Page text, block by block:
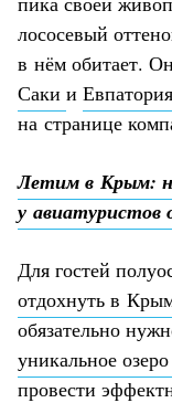
лососевый
в нём обитает.
Саки и Евпатория
на странице
Летим в Крым:
у авиатуристов
Для гостей
отдохнуть в
обязательно
уникальное озеро
провести